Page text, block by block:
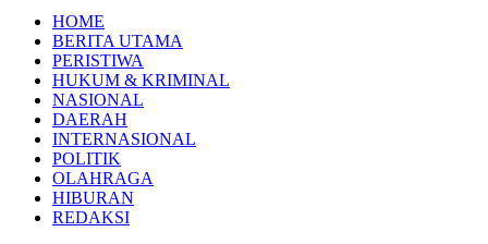
HOME
BERITA UTAMA
PERISTIWA
HUKUM & KRIMINAL
NASIONAL
DAERAH
INTERNASIONAL
POLITIK
OLAHRAGA
HIBURAN
REDAKSI